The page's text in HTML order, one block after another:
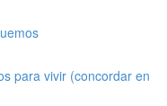
para vivir (concordar en